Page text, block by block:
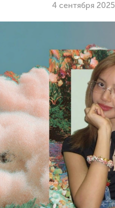
4 сентября 2025